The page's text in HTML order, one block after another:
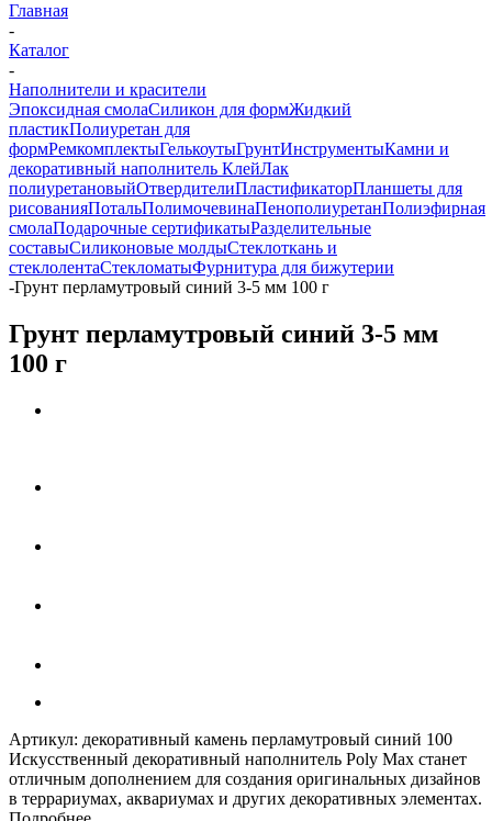
Главная
-
Каталог
-
Наполнители и красители
Эпоксидная смолаСиликон для формЖидкий
пластикПолиуретан для
формРемкомплектыГелькоутыГрунтИнструментыКамни и
декоративный наполнитель КлейЛак
полиуретановыйОтвердителиПластификаторПланшеты для
рисованияПотальПолимочевинаПенополиуретанПолиэфирная
смолаПодарочные сертификатыРазделительные
составыСиликоновые молдыСтеклоткань и
стеклолентаСтекломатыФурнитура для бижутерии
-Грунт перламутровый синий 3-5 мм 100 г
Грунт перламутровый синий 3-5 мм
100 г
Артикул: декоративный камень перламутровый синий 100
Искусственный декоративный наполнитель Poly Max станет
отличным дополнением для создания оригинальных дизайнов
в террариумах, аквариумах и других декоративных элементах.